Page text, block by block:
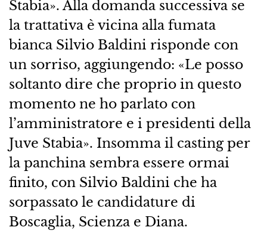
Stabia». Alla domanda successiva se
la trattativa è vicina alla fumata
bianca Silvio Baldini risponde con
un sorriso, aggiungendo: «Le posso
soltanto dire che proprio in questo
momento ne ho parlato con
l’amministratore e i presidenti della
Juve Stabia». Insomma il casting per
la panchina sembra essere ormai
finito, con Silvio Baldini che ha
sorpassato le candidature di
Boscaglia, Scienza e Diana.